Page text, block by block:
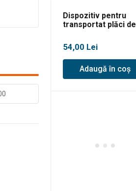
Dispozitiv pentru
transportat plăci de
93-301
54,00 Lei
Adaugă în coș